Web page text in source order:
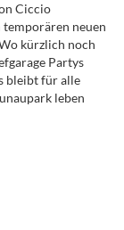
Ciccio
neuen
kürzlich noch
Partys
bleibt für alle
leben